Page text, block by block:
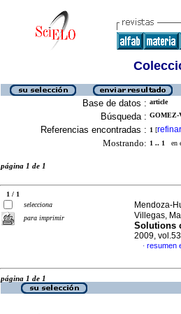
Base de datos : article
Búsqueda : GOMEZ-
Referencias encontradas : 1 [refinar
Mostrando: 1 .. 1 en
página 1 de 1
1 / 1
selecciona
para imprimir
Mendoza-
Villegas,
Solutions
2009,
· resumen
página 1 de 1